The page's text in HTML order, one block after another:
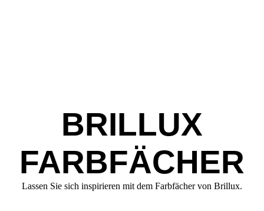
BRILLUX
FARBFÄCHER
Lassen Sie sich inspirieren mit dem Farbfächer von Brillux.